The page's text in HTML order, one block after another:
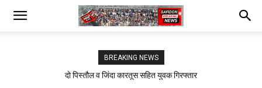
BREAKING NEWS
दो पिस्तौल व जिंदा कारतूस सहित युवक गिरफ्तार
सफीदों में बिजली कर्मचारियों का जोरदार प्रदर्शन